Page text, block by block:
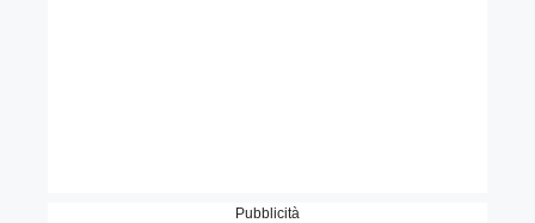
Pubblicità